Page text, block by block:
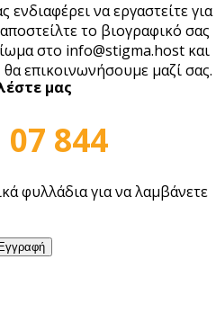
ενδιαφέρει να εργαστείτε για
το βιογραφικό σας
στο info@stigma.host και
θα επικοινωνήσουμε μαζί σας.
μας
07 844
φυλλάδια για να λαμβάνετε